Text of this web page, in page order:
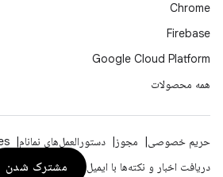
Chrome
Firebase
Google Cloud Platform
همه محصولات
حریم خصوصی مجوز دستورالعمل‌های نمانام
دریافت اخبار و نکته‌ها با ایمیل
مشترک شدن